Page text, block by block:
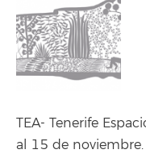
TEA- Tenerife
al 15 de